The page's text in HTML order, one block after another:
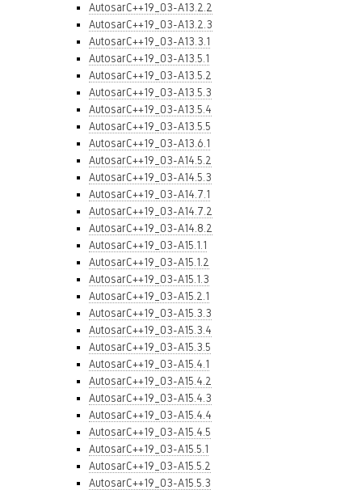
AutosarC++19_03-A13.2.2
AutosarC++19_03-A13.2.3
AutosarC++19_03-A13.3.1
AutosarC++19_03-A13.5.1
AutosarC++19_03-A13.5.2
AutosarC++19_03-A13.5.3
AutosarC++19_03-A13.5.4
AutosarC++19_03-A13.5.5
AutosarC++19_03-A13.6.1
AutosarC++19_03-A14.5.2
AutosarC++19_03-A14.5.3
AutosarC++19_03-A14.7.1
AutosarC++19_03-A14.7.2
AutosarC++19_03-A14.8.2
AutosarC++19_03-A15.1.1
AutosarC++19_03-A15.1.2
AutosarC++19_03-A15.1.3
AutosarC++19_03-A15.2.1
AutosarC++19_03-A15.3.3
AutosarC++19_03-A15.3.4
AutosarC++19_03-A15.3.5
AutosarC++19_03-A15.4.1
AutosarC++19_03-A15.4.2
AutosarC++19_03-A15.4.3
AutosarC++19_03-A15.4.4
AutosarC++19_03-A15.4.5
AutosarC++19_03-A15.5.1
AutosarC++19_03-A15.5.2
AutosarC++19_03-A15.5.3